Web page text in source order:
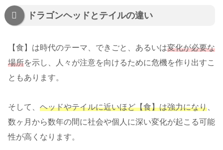
ドラゴンヘッドとテイルの違い
【食】は時代のテーマ、できごと、あるいは変化が必要な
場所を示し、人々が注意を向けるために危機を作り出すこ
ともあります。
そして、 ヘッドやテイルに近いほど【食】は強力になり
数ヶ月から数年の間に社会や個人に深い変化が起こる可能
性が高くなります。